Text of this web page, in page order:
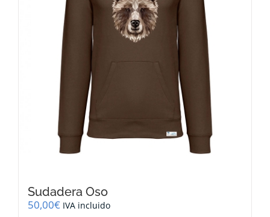
Sudadera Oso
50,00€ IVA incluido